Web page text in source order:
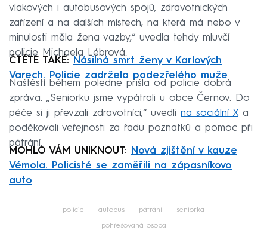
vlakových i autobusových spojů, zdravotnických
zařízení a na dalších místech, na která má nebo v
minulosti měla žena vazby,“ uvedla tehdy mluvčí
policie Michaela Lébrová.
ČTĚTE TAKÉ:
Násilná smrt ženy v Karlových
Varech. Policie zadržela podezřelého muže
Naštěstí během poledne přišla od policie dobrá
zpráva. „Seniorku jsme vypátrali u obce Černov. Do
péče si ji převzali zdravotníci,“ uvedli na sociální X a
poděkovali veřejnosti za řadu poznatků a pomoc při
pátrání.
MOHLO VÁM UNIKNOUT:
Nová zjištění v kauze
Vémola. Policisté se zaměřili na zápasníkovo
auto
policie autobus pátrání seniorka
pohřešovaná osoba